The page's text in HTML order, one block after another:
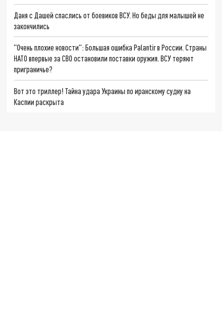
Даня с Дашей спаслись от боевиков ВСУ. Но беды для малышей не
закончились
"Очень плохие новости": Большая ошибка Palantir в России. Страны
НАТО впервые за СВО остановили поставки оружия. ВСУ теряют
приграничье?
Вот это триллер! Тайна удара Украины по иранскому судну на
Каспии раскрыта